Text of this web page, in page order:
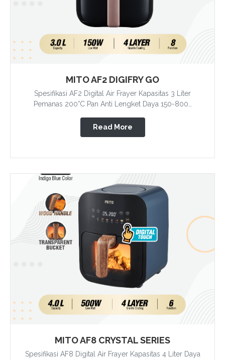
MITO AF2 DIGIFRY GO
Spesifikasi AF2 Digital Air Frayer Kapasitas 3 Liter
Pemanas 200°C Pan Anti Lengket Daya 150-800…
Read More
MITO AF8 CRYSTAL SERIES
Spesifikasi AF8 Digital Air Frayer Kapasitas 4 Liter Daya